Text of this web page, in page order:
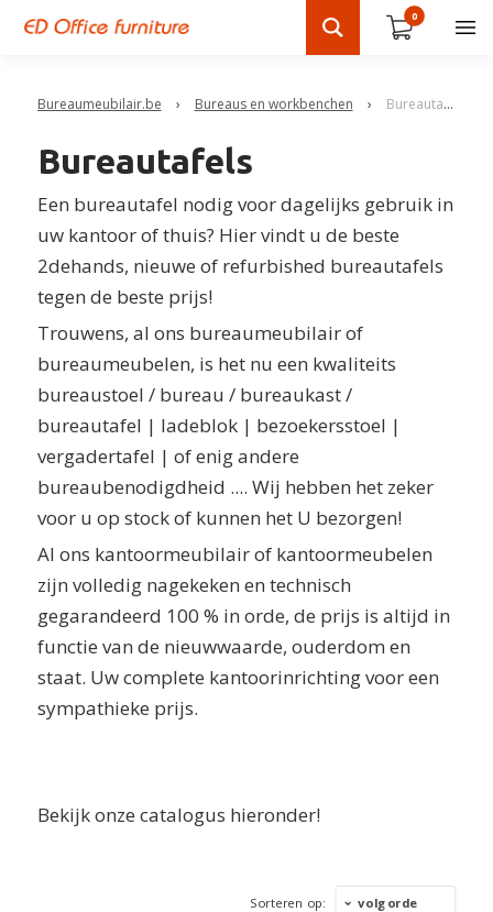
0
Bureaumeubilair.be › Bureaus en workbenchen › Bureautafels
Bureautafels
Een bureautafel nodig voor dagelijks gebruik in
uw kantoor of thuis? Hier vindt u de beste
2dehands, nieuwe of refurbished bureautafels
tegen de beste prijs!
Trouwens, al ons bureaumeubilair of
bureaumeubelen, is het nu een kwaliteits
bureaustoel / bureau / bureaukast /
bureautafel | ladeblok | bezoekersstoel |
vergadertafel | of enig andere
bureaubenodigdheid .... Wij hebben het zeker
voor u op stock of kunnen het U bezorgen!
Al ons kantoormeubilair of kantoormeubelen
zijn volledig nagekeken en technisch
gegarandeerd 100 % in orde, de prijs is altijd in
functie van de nieuwwaarde, ouderdom en
staat. Uw complete kantoorinrichting voor een
sympathieke prijs.
Bekijk onze catalogus hieronder!
Sorteren op: volgorde